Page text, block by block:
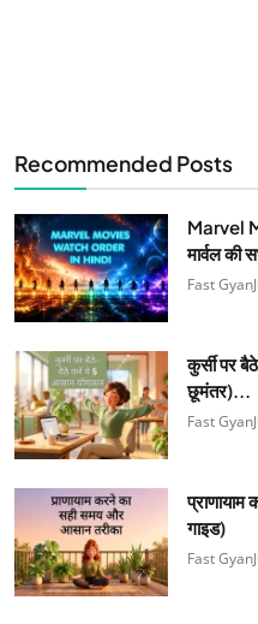
Recommended Posts
Marvel
मार्वल की
Fast Gyan
कुर्सी पर
छूमंतर)...
Fast Gyan
गाइड)
Fast Gyan